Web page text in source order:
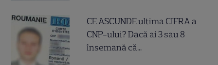
CE ASCUNDE ultima CIFRA a
CNP-ului? Dacă ai 3 sau 8
însemană că...